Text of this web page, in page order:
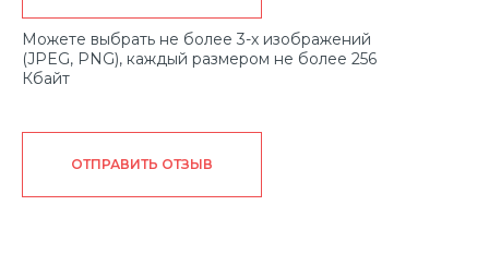
Можете выбрать не более 3-х изображений
(JPEG, PNG), каждый размером не более 256
Кбайт
ОТПРАВИТЬ ОТЗЫВ